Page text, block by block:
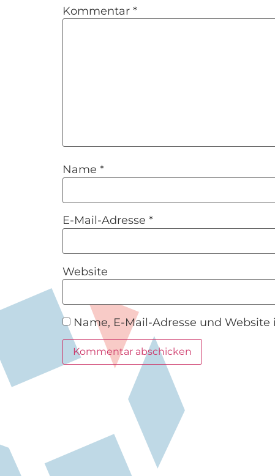
Kommentar *
Name *
E-Mail-Adresse *
Website
Name, E-Mail-Adresse und